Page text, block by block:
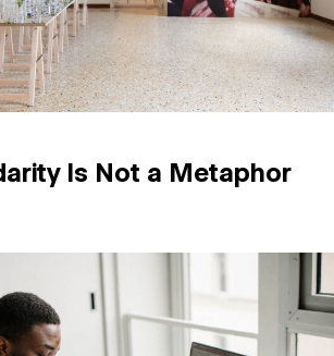
Is Not a Metaphor